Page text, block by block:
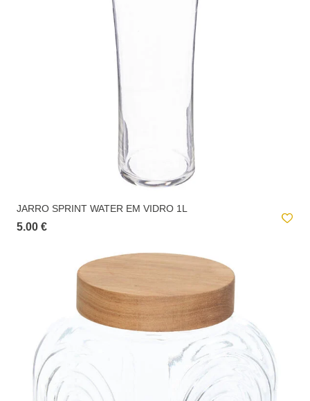
JARRO SPRINT WATER EM VIDRO 1L
5.00 €